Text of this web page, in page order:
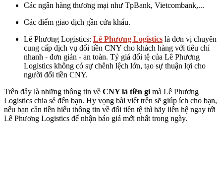
Các ngân hàng thương mại như TpBank, Vietcombank,...
Các điểm giao dịch gần cửa khẩu.
Lê Phương Logistics: Lê Phương Logistics là đơn vị chuyên
cung cấp dịch vụ đổi tiền CNY cho khách hàng với tiêu chí
nhanh - đơn giản - an toàn. Tỷ giá đổi tệ của Lê Phương
Logistics không có sự chênh lệch lớn, tạo sự thuận lợi cho
người đổi tiền CNY.
Trên đây là những thông tin về CNY là tiền gì mà Lê Phương
Logistics chia sẻ đến bạn. Hy vọng bài viết trên sẽ giúp ích cho bạn,
nếu bạn cần tiền hiểu thông tin về đổi tiền tệ thì hãy liên hệ ngay tới
Lê Phương Logistics để nhận báo giá mới nhất trong ngày.